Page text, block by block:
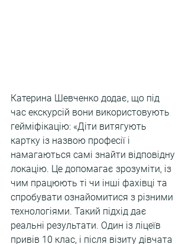
Катерина Шевченко додає, що під
час екскурсій вони використовують
гейміфікацію: «Діти витягують
картку із назвою професії і
намагаються самі знайти відповідну
локацію. Це допомагає зрозуміти, із
чим працюють ті чи інші фахівці та
спробувати ознайомитися з різними
технологіями. Такий підхід дає
реальні результати. Один із ліцеїв
привів 10 клас, і після візиту дівчата